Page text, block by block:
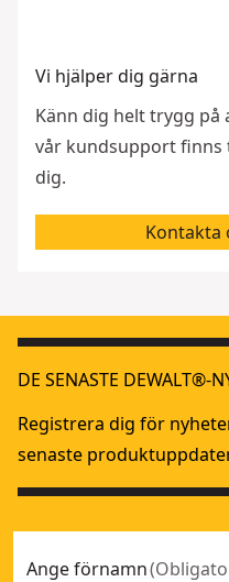
Vi hjälper dig gärna
Känn dig helt trygg på
vår kundsupport
dig.
Kontakta
DE SENASTE DEWALT®-
Registrera dig för
senaste
Ange förnamn(